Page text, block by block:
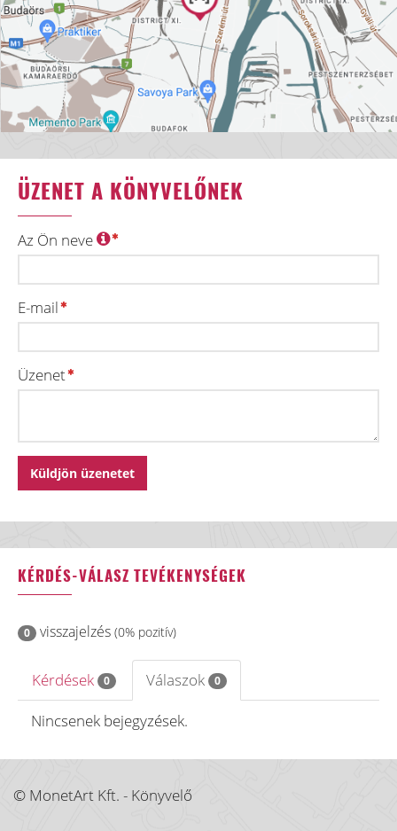
ÜZENET A KÖNYVELŐNEK
Az Ön neve
E-mail
Üzenet
KÉRDÉS-VÁLASZ TEVÉKENYSÉGEK
0 visszajelzés (0% pozitív)
Kérdések 0 Válaszok 0
Nincsenek bejegyzések.
© MonetArt Kft. - Könyvelő